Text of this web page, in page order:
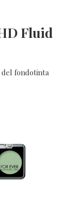
Fluid
del fondotinta